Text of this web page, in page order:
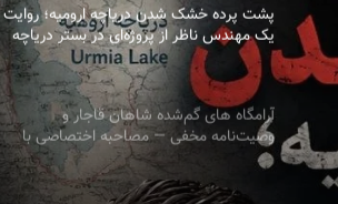
پشت پرده خشک شدن دریاچه ارومیه؛ روایت
یک مهندس ناظر از پروژه‌ای در بستر دریاچه
به قلم: میلاد ایوبی ایروانلو فعال سیاسی و
مهندس ناظر سابق قرارگاه خاتم‌الانبیاء
آرامگاه های گم‌شده شاهان قاجار و
وصیت‌نامه مخفی — مصاحبه اختصاصی با
پرنسس مریم فاروقی قاجار